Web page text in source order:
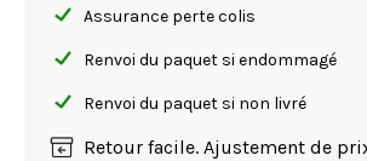
Assurance perte colis
Renvoi du paquet si endommagé
Renvoi du paquet si non livré
Retour facile. Ajustement de